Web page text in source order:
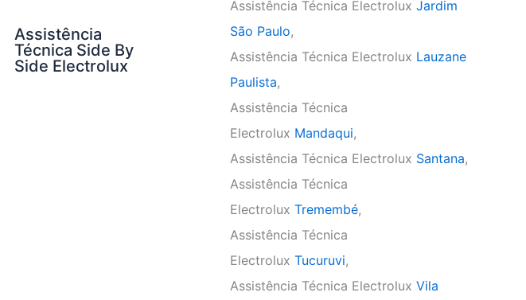
Assistência
Técnica Side By
Side Electrolux
Assistência Técnica Electrolux Jardim
São Paulo,
Assistência Técnica Electrolux Lauzane
Paulista,
Assistência Técnica
Electrolux Mandaqui,
Assistência Técnica Electrolux Santana,
Assistência Técnica
Electrolux Tremembé,
Assistência Técnica
Electrolux Tucuruvi,
Assistência Técnica Electrolux Vila